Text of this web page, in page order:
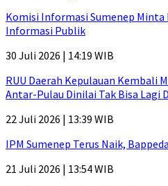
Komisi Informasi Sumenep
Informasi Publik
30 Juli 2026 | 14:19 WIB
RUU Daerah Kepulauan Kembali
Antar-Pulau Dinilai Tak Bisa Lagi
22 Juli 2026 | 13:39 WIB
IPM Sumenep Terus Naik,
21 Juli 2026 | 13:54 WIB